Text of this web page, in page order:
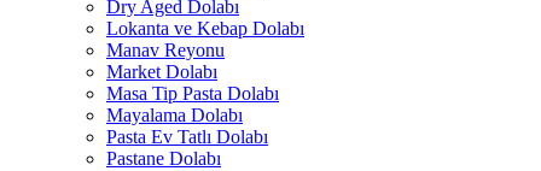
Dry Aged Dolabı
Lokanta ve Kebap Dolabı
Manav Reyonu
Market Dolabı
Masa Tip Pasta Dolabı
Mayalama Dolabı
Pasta Ev Tatlı Dolabı
Pastane Dolabı